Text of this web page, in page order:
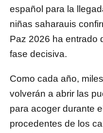
español para la
niñas saharauis
Paz 2026 ha entrado
fase decisiva.
Como cada año,
volverán a abrir las
para acoger durante
procedentes de los